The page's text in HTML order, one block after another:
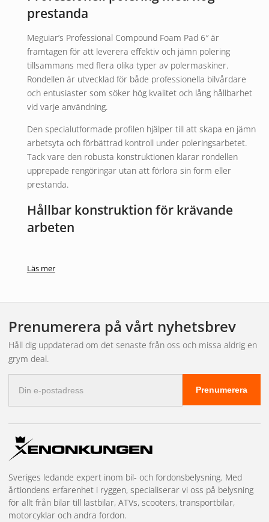
prestanda
Meguiar’s Professional Compound Foam Pad 6″ är
framtagen för att leverera effektiv och jämn polering
tillsammans med flera olika typer av polermaskiner.
Rondellen är utvecklad för både professionella bilvårdare
och entusiaster som söker hög kvalitet och lång hållbarhet
vid varje användning.
Den specialutformade profilen hjälper till att skapa en jämn
arbetsyta och förbättrad kontroll under poleringsarbetet.
Tack vare den robusta konstruktionen klarar rondellen
upprepade rengöringar utan att förlora sin form eller
prestanda.
Hållbar konstruktion för krävande
arbeten
anpassade för tuffa arbetsmiljöer och frekvent användning.
Meguiar’s Professional Foam Pads passar lika bra för
professionella verkstäder som för hemmabruk och ger en
pålitlig lösning för dig som vill uppnå ett snyggt och jämnt
Läs mer
Prenumerera på vårt nyhetsbrev
Håll dig uppdaterad om det senaste från oss och missa aldrig en
grym deal.
postadress
Prenumerera
Sveriges ledande expert inom bil- och fordonsbelysning. Med
årtiondens erfarenhet i ryggen, specialiserar vi oss på belysning
för allt från bilar till lastbilar, ATVs, scooters, transportbilar,
motorcyklar och andra fordon.